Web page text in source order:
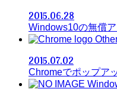
2015.06.28
Windows10の無償
2015.07.02
Chromeでポップア